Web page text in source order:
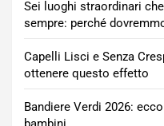
Sei luoghi straordinari
sempre: perché
Capelli Lisci e Senza
ottenere questo effetto
Bandiere Verdi 2026: